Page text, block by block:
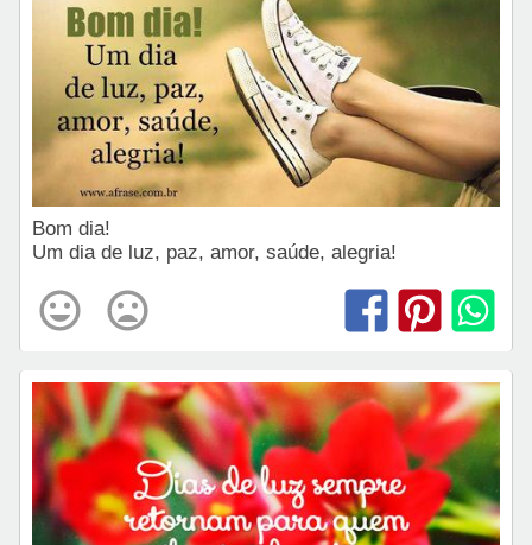
Bom dia!
Um dia de luz, paz, amor, saúde, alegria!